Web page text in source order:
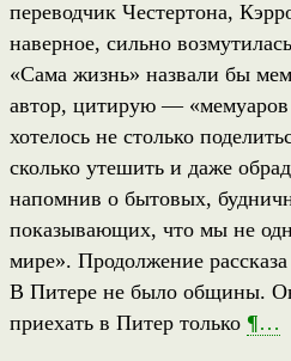
переводчик Честертона,
наверное, сильно
«Сама жизнь» назвали бы
автор, цитирую —
хотелось не столько
сколько утешить и даже
напомнив о бытовых,
показывающих, что мы не
мире». Продолжение рассказа
В Питере не было общины.
приехать в Питер только ¶…